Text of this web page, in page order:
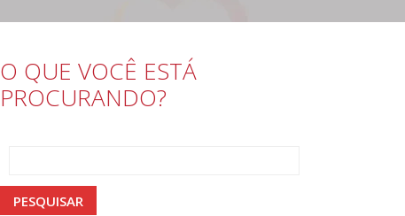
O QUE VOCÊ ESTÁ
PROCURANDO?